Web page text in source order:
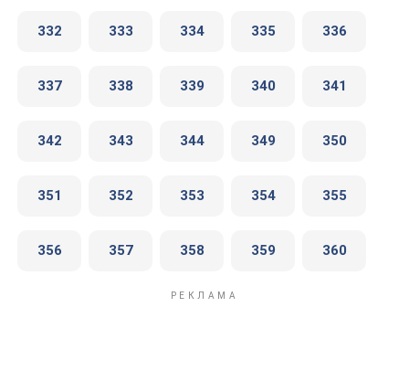
332 333 334 335 336
337 338 339 340 341
342 343 344 349 350
351 352 353 354 355
356 357 358 359 360